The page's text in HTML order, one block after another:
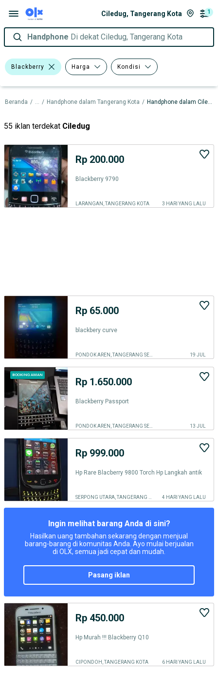
Ciledug, Tangerang Kota 1
Handphone Di dekat Ciledug, Tangerang Kota
Blackberry Harga Kondisi
Beranda / ... / Handphone dalam Tangerang Kota / Handphone dalam Ciledug
55 iklan terdekat Ciledug
Rp 200.000
Blackberry 9790
LARANGAN, TANGERANG KOTA 3 HARI YANG LALU
Rp 65.000
blackbery curve
19 JUL
BOOKING AMAN
Rp 1.650.000
Blackberry Passport
13 JUL
Rp 999.000
Hp Rare Blacberry 9800 Torch Hp Langkah antik
4 HARI YANG LALU
Ingin melihat barang Anda di sini?
Hasilkan uang tambahan sekarang dengan menjual
barang-barang di komunitas Anda. Ayo mulai berjualan
di OLX, semua jadi cepat dan mudah.
pasang iklan
Rp 450.000
Hp Murah !!! Blackberry Q10
CIPONDOH, TANGERANG KOTA 6 HARI YANG LALU